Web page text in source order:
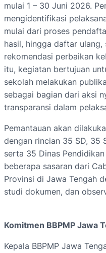
mulai 1 – 30 Juni 2026.
mengidentifikasi
mulai dari proses
hasil, hingga daftar
rekomendasi perbaikan
itu, kegiatan bertujuan
sekolah melakukan
sebagai bagian dari aksi
transparansi dalam
Pemantauan akan
dengan rincian 35 SD, 35
serta 35 Dinas
beberapa sasaran dari
Provinsi di Jawa Tengah
studi dokumen, dan
Komitmen BBPMP Jawa
Kepala BBPMP Jawa